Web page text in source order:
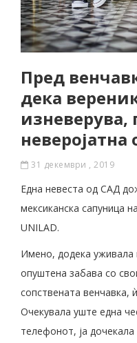
Пред
дека
изневерува,
31 декември , 2019
Една невеста од САД
мексиканска сапуница
UNILAD.
Имено, додека уживала
опуштена забава со
сопствената венчавка,
Очекувала уште една
телефонот, ја дочекала